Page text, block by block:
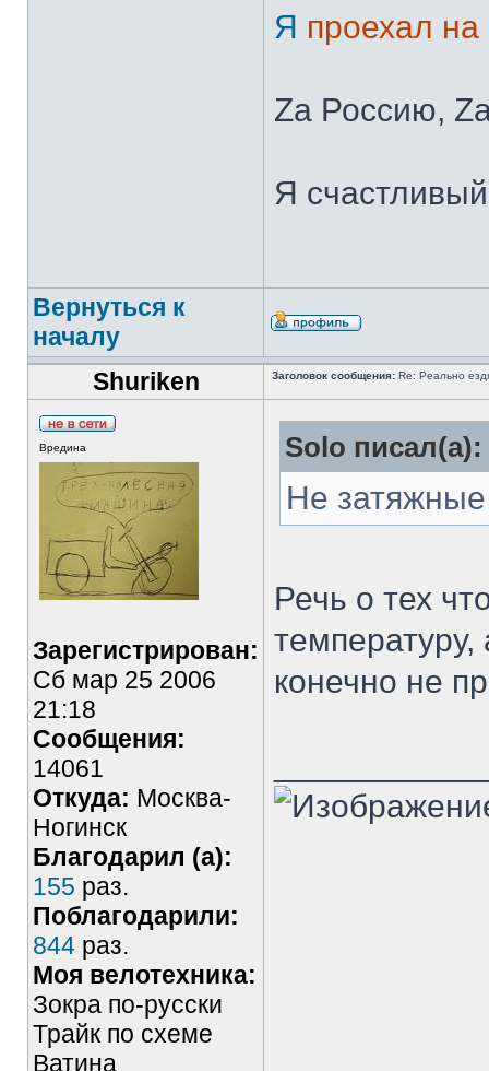
Я проехал на
Zа Россию,
Я
Вернуться к
началу
Shuriken
Заголовок сообщения: Re: Реально
Вредина
Зарегистрирован:
Сб мар 25 2006
21:18
Сообщения:
14061
Откуда: Москва-
Ногинск
Благодарил (а):
155 раз.
Поблагодарили:
844 раз.
Моя велотехника:
Зокра по-русски
Трайк по схеме
Ватина
Solo писал(а):
Не
Речь о тех
конечно не